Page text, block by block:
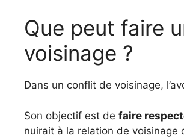
Que peut faire
voisinage ?
Dans un conflit de voisinage,
Son objectif est de faire
nuirait à la relation de voisinage